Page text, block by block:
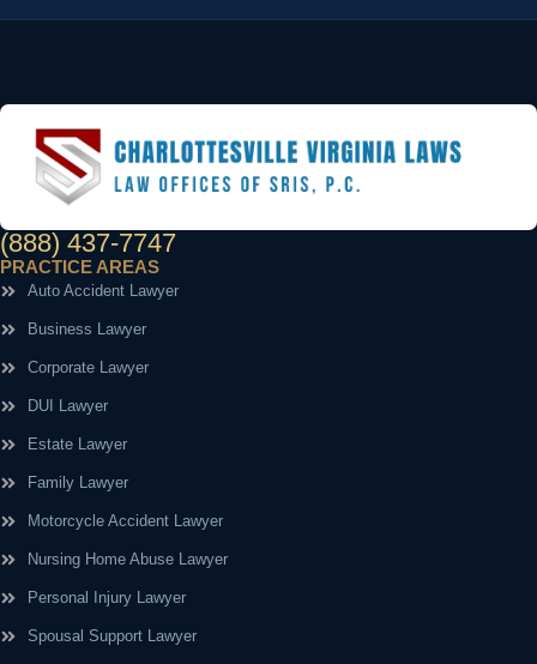
(888) 437-7747
PRACTICE AREAS
Auto Accident Lawyer
Business Lawyer
Corporate Lawyer
DUI Lawyer
Estate Lawyer
Family Lawyer
Motorcycle Accident Lawyer
Nursing Home Abuse Lawyer
Personal Injury Lawyer
Spousal Support Lawyer